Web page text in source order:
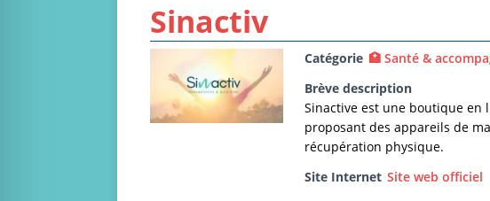
Sinactiv
Catégorie 🏥 Santé &
Brève description
Sinactive est une boutique en
proposant des appareils de
récupération physique.
Site Internet Site web officiel